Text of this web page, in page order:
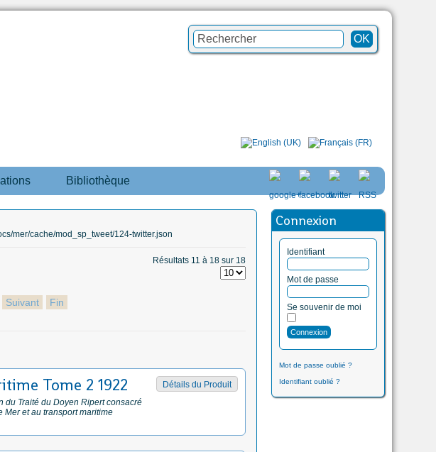
Bibliothèque
Connexion
Identifiant
Mot de passe
Se souvenir de moi
Mot de passe oublié ?
Identifiant oublié ?
mer/cache/mod_sp_tweet/124-twitter.json
Résultats 11 à 18 sur 18
Suivant Fin
Détails du Produit
Tome 2 1922
du Traité du Doyen Ripert consacré
Mer et au transport maritime